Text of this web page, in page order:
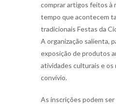
comprar artigos feitos à
tempo que acontecem
tradicionais Festas da
A organização salienta,
exposição de produtos
atividades culturais e os
convívio.
As inscrições podem